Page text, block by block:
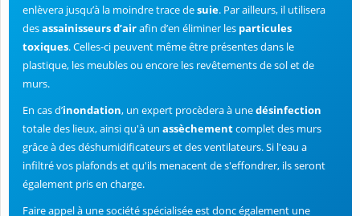
enlèvera jusqu’à la moindre trace desuie. Par ailleurs, il utilisera
desassainisseurs d’airafin d’en éliminer les particules
toxiques. Celles-ci peuvent même être présentes dans le
plastique, les meubles ou encore les revêtements de sol et de
murs.
En cas d’inondation, un expert procèdera à unedésinfection
totale des lieux, ainsi qu'à un assèchementcomplet des murs
grâce à des déshumidificateurs et des ventilateurs. Si l'eau a
infiltré vos plafonds et qu'ils menacent de s'effondrer, ils seront
également pris en charge.
Faire appel à une société spécialisée est donc également une